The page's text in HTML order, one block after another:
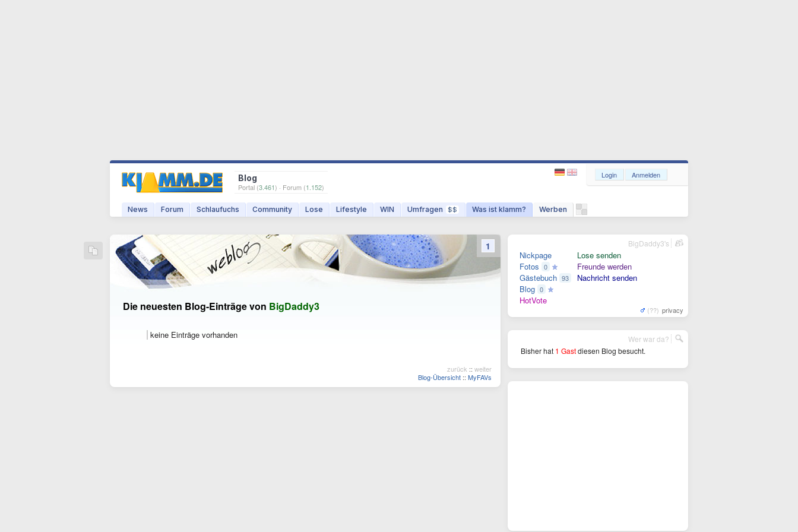
Blog
Portal (3.461) · Forum (1.152)
News Forum Schlaufuchs Community Lose Lifestyle WIN Umfragen $$ Was ist klamm? Werben
Login Anmelden
Die neuesten Blog-Einträge von BigDaddy3
keine Einträge vorhanden
zurück :: weiter
Blog-Übersicht :: MyFAVs
1
Nickpage
Fotos 0
Gästebuch 93
Blog 0
HotVote
Lose senden
Freunde werden
Nachricht senden
(??) privacy
BigDaddy3's
Bisher hat 1 Gastdiesen Blog besucht.
Wer war da?